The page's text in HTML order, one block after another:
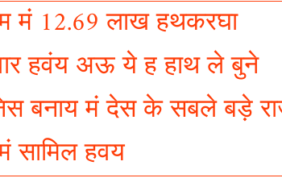
मं 12.69 लाख हथकरघा
हवंय अऊ ये ह हाथ ले बुने
बनाय मं देस के सबले बड़े
सामिल हवय